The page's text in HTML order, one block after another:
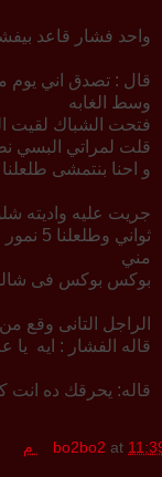
واحد فشار قاعد
قال : تصدق اني يوم
وسط الغابه
فتحت الشباك لقيت
قلت لمراتي البسي
و احنا بنتمشى طلعلنا
جريت عليه واديته
ثواني
مني
بوكس بوكس فى
الراجل التانى وقع
قاله الفشار : ايه يا
قاله: يحرقك ده
bo2bo2 at م